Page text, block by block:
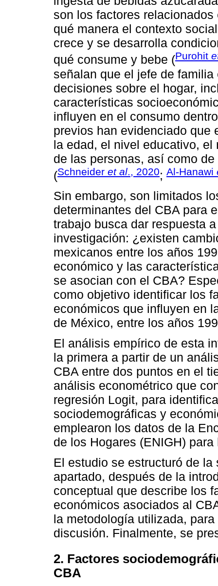
son los factores
qué manera el contexto
crece y se desarrolla
qué consume y bebe (Purohit
señalan que el jefe de
decisiones sobre el hogar,
características
influyen en el consumo
previos han evidenciado que
la edad, el nivel educativo,
de las personas, así como
(Schneider et al ., 2020; Al-Hanawi
Sin embargo, son limitados
determinantes del CBA para
trabajo busca dar respuesta
investigación: ¿existen
mexicanos entre los años
económico y las
se asocian con el CBA?
como objetivo identificar los
económicos que influyen en
de México, entre los años
El análisis empírico de esta
la primera a partir de un
CBA entre dos puntos en el
análisis econométrico que
regresión Logit, para
sociodemográficas y
emplearon los datos de la
de los Hogares (ENIGH)
El estudio se estructuró de
apartado, después de la
conceptual que describe los
económicos asociados al
la metodología utilizada,
discusión. Finalmente, se
2. Factores
CBA